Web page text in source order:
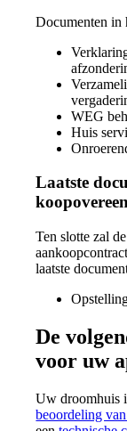
Documenten in
WEG
Huis
Laatste
Ten slotte zal
laatste
De
voor uw
Uw droomhuis
beoordeling